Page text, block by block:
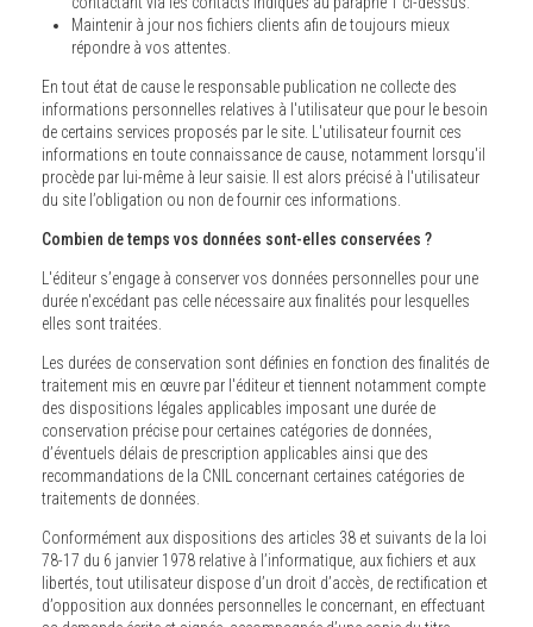
Maintenir à jour nos fichiers clients afin de toujours mieux
répondre à vos attentes.
En tout état de cause le responsable publication ne collecte des
informations personnelles relatives à l'utilisateur que pour le besoin
de certains services proposés par le site. L'utilisateur fournit ces
informations en toute connaissance de cause, notamment lorsqu'il
procède par lui-même à leur saisie. Il est alors précisé à l'utilisateur
du site l’obligation ou non de fournir ces informations.
Combien de temps vos données sont-elles conservées ?
L'éditeur s’engage à conserver vos données personnelles pour une
durée n'excédant pas celle nécessaire aux finalités pour lesquelles
elles sont traitées.
Les durées de conservation sont définies en fonction des finalités de
traitement mis en œuvre par l'éditeur et tiennent notamment compte
des dispositions légales applicables imposant une durée de
conservation précise pour certaines catégories de données,
d’éventuels délais de prescription applicables ainsi que des
recommandations de la CNIL concernant certaines catégories de
traitements de données.
Conformément aux dispositions des articles 38 et suivants de la loi
78-17 du 6 janvier 1978 relative à l’informatique, aux fichiers et aux
libertés, tout utilisateur dispose d’un droit d’accès, de rectification et
d’opposition aux données personnelles le concernant, en effectuant